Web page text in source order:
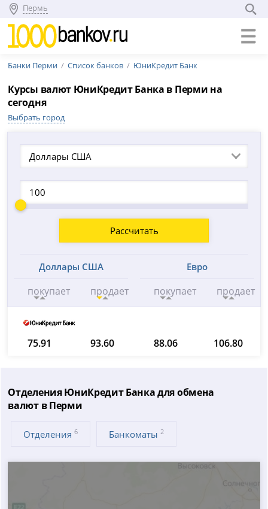
Пермь
Банки Перми Список банков ЮниКредит Банк
Курсы валют ЮниКредит Банка в Перми на
сегодня
Выбрать город
Доллары США
Рассчитать
Доллары США
покупает продает
Евро
покупает продает
75.91 93.60 88.06 106.80
Отделения ЮниКредит Банка для обмена
валют в Перми
Отделения6 Банкоматы2